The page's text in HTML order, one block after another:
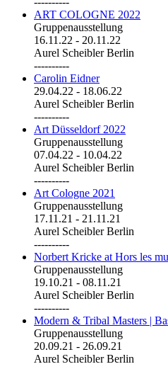
ART COLOGNE 2022
Gruppenausstellung
16.11.22 - 20.11.22
Aurel Scheibler Berlin
----------
Carolin Eidner
29.04.22 - 18.06.22
Aurel Scheibler Berlin
----------
Art Düsseldorf 2022
Gruppenausstellung
07.04.22 - 10.04.22
Aurel Scheibler Berlin
----------
Art Cologne 2021
Gruppenausstellung
17.11.21 - 21.11.21
Aurel Scheibler Berlin
----------
Norbert Kricke at Hors les
Gruppenausstellung
19.10.21 - 08.11.21
Aurel Scheibler Berlin
----------
Modern & Tribal Masters |
Gruppenausstellung
20.09.21 - 26.09.21
Aurel Scheibler Berlin